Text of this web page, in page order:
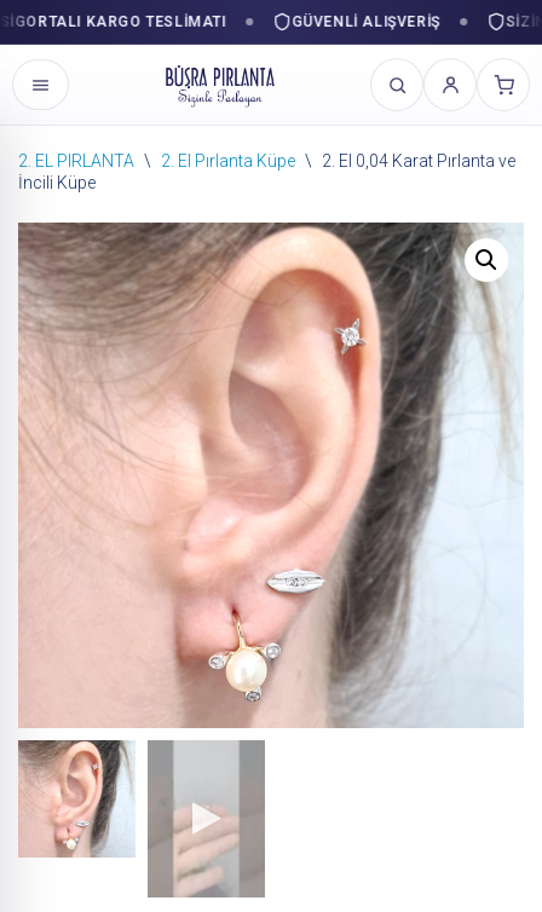
KARGO TESLIMATI GÜVENLI ALIŞVERIŞ SIZINLE
İçeriğe
2. EL PIRLANTA \ 2. El Pırlanta Küpe \
2. El 0,04 Karat Pırlanta ve
İncili Küpe